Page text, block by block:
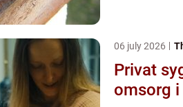
06 july 2026
Privat
omsorg